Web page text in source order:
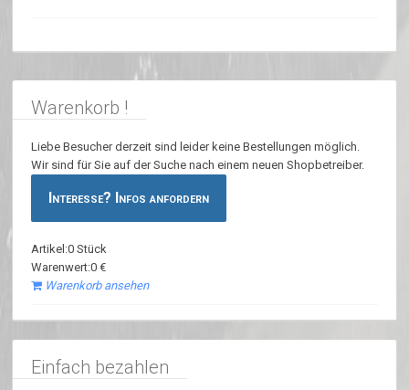
Warenkorb !
Liebe Besucher derzeit sind leider keine Bestellungen möglich.
Wir sind für Sie auf der Suche nach einem neuen Shopbetreiber.
Interesse? Infos anfordern
Artikel:0 Stück
Warenwert:0 €
Warenkorb ansehen
Einfach bezahlen